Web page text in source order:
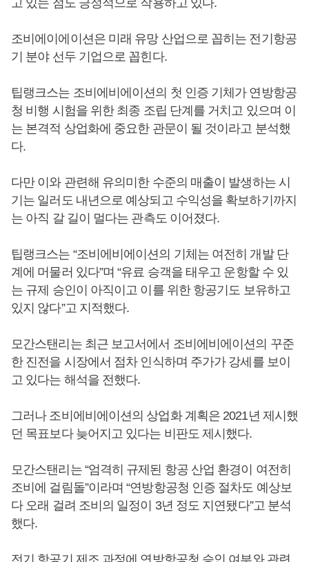
고 있는 점도 긍정적으로 작용하고 있다.
조비에이에이션은 미래 유망 산업으로 꼽히는 전기항공
기 분야 선두 기업으로 꼽힌다.
팁랭크스는 조비에비에이션의 첫 인증 기체가 연방항공
청 비행 시험을 위한 최종 조립 단계를 거치고 있으며 이
는 본격적 상업화에 중요한 관문이 될 것이라고 분석했
다.
다만 이와 관련해 유의미한 수준의 매출이 발생하는 시
기는 일러도 내년으로 예상되고 수익성을 확보하기까지
는 아직 갈 길이 멀다는 관측도 이어졌다.
팁랭크스는 “조비에비에이션의 기체는 여전히 개발 단
계에 머물러 있다”며 “유료 승객을 태우고 운항할 수 있
는 규제 승인이 아직이고 이를 위한 항공기도 보유하고
있지 않다”고 지적했다.
모간스탠리는 최근 보고서에서 조비에비에이션의 꾸준
한 진전을 시장에서 점차 인식하며 주가가 강세를 보이
고 있다는 해석을 전했다.
그러나 조비에비에이션의 상업화 계획은 2021년 제시했
던 목표보다 늦어지고 있다는 비판도 제시했다.
모간스탠리는 “엄격히 규제된 항공 산업 환경이 여전히
조비에 걸림돌”이라며 “연방항공청 인증 절차도 예상보
다 오래 걸려 조비의 일정이 3년 정도 지연됐다”고 분석
했다.
전기 항공기 제조 과정에 연방항공청 승인 여부와 관련